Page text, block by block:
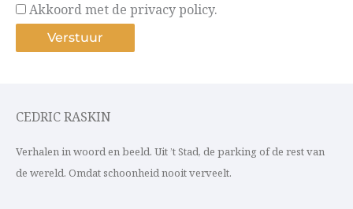
Akkoord met de privacy policy.
CEDRIC RASKIN
Verhalen in woord en beeld. Uit ’t Stad, de parking of de rest van
de wereld. Omdat schoonheid nooit verveelt.